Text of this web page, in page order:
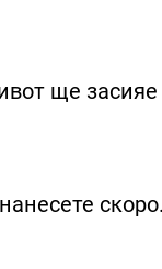
ще засияе